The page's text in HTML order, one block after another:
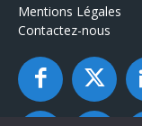
Mentions Légales
Contactez-nous